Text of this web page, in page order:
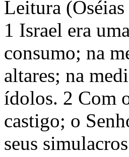
Leitura
1 Israel era
consumo; na
altares; na
ídolos. 2 Com
castigo; o
seus